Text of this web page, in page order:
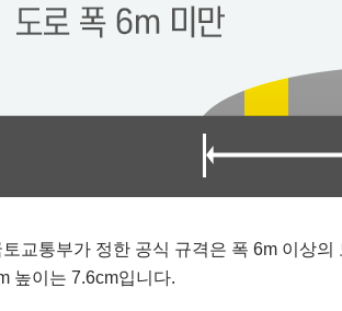
교통부가 정한 공식 규격은 폭 6m 이상
높이는 7.6cm입니다.